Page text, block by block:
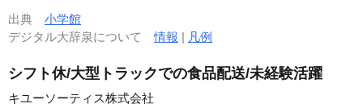
出典 小学館
デジタル大辞泉について情報 | 凡例
シフト休/大型トラックでの食品配送/未経験活躍
キユーソーティス株式会社